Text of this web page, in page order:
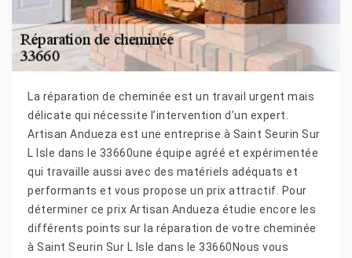
La réparation de cheminée est un travail urgent mais
délicate qui nécessite l’intervention d’un expert.
Artisan Andueza est une entreprise à Saint Seurin Sur
L Isle dans le 33660une équipe agréé et expérimentée
qui travaille aussi avec des matériels adéquats et
performants et vous propose un prix attractif. Pour
déterminer ce prix Artisan Andueza étudie encore les
différents points sur la réparation de votre cheminée
à Saint Seurin Sur L Isle dans le 33660Nous vous